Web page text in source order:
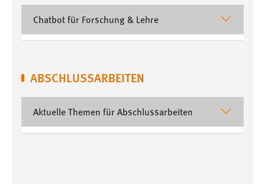
Chatbot für Forschung & Lehre
ABSCHLUSSARBEITEN
Aktuelle Themen für Abschlussarbeiten